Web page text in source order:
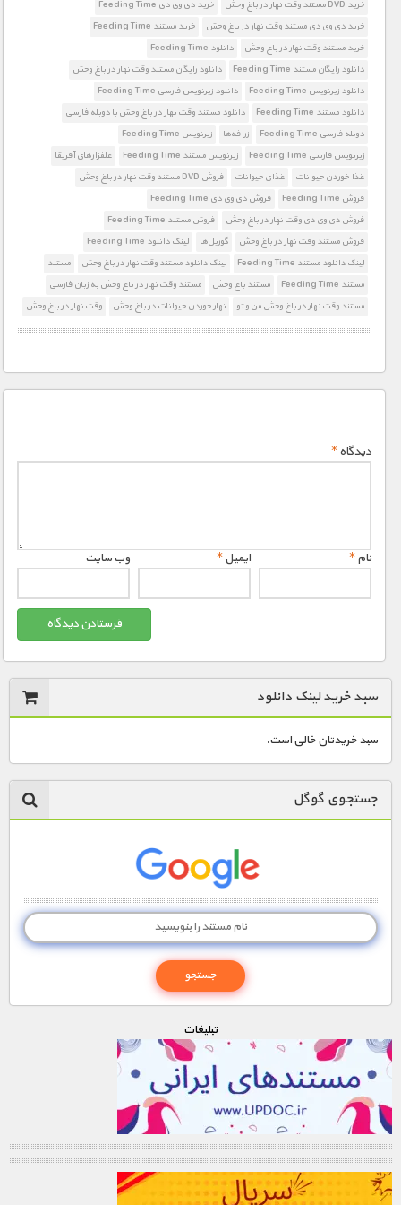
خرید DVD مستند وقت نهار در باغ وحش
خرید دی وی دی Feeding Time
خرید دی وی دی مستند وقت نهار در باغ وحش
خرید مستند Feeding Time
خرید مستند وقت نهار در باغ وحش
دانلود Feeding Time
دانلود رایگان مستند Feeding Time
دانلود رایگان مستند وقت نهار در باغ وحش
دانلود زیرنویس Feeding Time
دانلود زیرنویس فارسی Feeding Time
دانلود مستند Feeding Time
دانلود مستند وقت نهار در باغ وحش با دوبله فارسی
دوبله فارسی Feeding Time
زرافه‌ها
زیرنویس Feeding Time
زیرنویس فارسی Feeding Time
زیرنویس مستند Feeding Time
علفزارهای آفریقا
غذا خوردن حیوانات
غذای حیوانات
فروش DVD مستند وقت نهار در باغ وحش
فروش Feeding Time
فروش دی وی دی Feeding Time
فروش دی وی دی وقت نهار در باغ وحش
فروش مستند Feeding Time
فروش مستند وقت نهار در باغ وحش
گوریل‌ها
لینک دانلود Feeding Time
لینک دانلود مستند Feeding Time
لینک دانلود مستند وقت نهار در باغ وحش
مستند
مستند Feeding Time
مستند باغ وحش
مستند وقت نهار در باغ وحش به زبان فارسی
مستند وقت نهار در باغ وحش من و تو
نهار خوردن حیوانات در باغ وحش وقت نهار در باغ وحش
دیدگاه*
نام* ایمیل* وب‌ سایت
سبد خرید لینک دانلود
سبد خریدتان خالی است.
جستجوی گوگل
تبليغات